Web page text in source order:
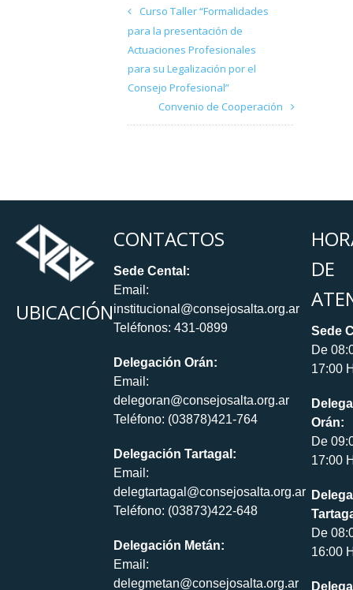
Curso Taller “Formalidades
para la presentación de
Actuaciones Profesionales
para su Legalización por el
Consejo Profesional”
Convenio de Cooperación
UBICACIÓN
CONTACTOS
Sede Cental:
Email:
institucional@consejosalta.org.ar
Teléfonos: 431-0899
Delegación Orán:
Email:
delegoran@consejosalta.org.ar
Teléfono: (03878)421-764
Delegación Tartagal:
Email:
delegtartagal@consejosalta.org.ar
Teléfono: (03873)422-648
Delegación Metán:
Email:
delegmetan@consejosalta.org.ar
DE
Sede
De
17:00
Orán:
De
17:00
De
16:00